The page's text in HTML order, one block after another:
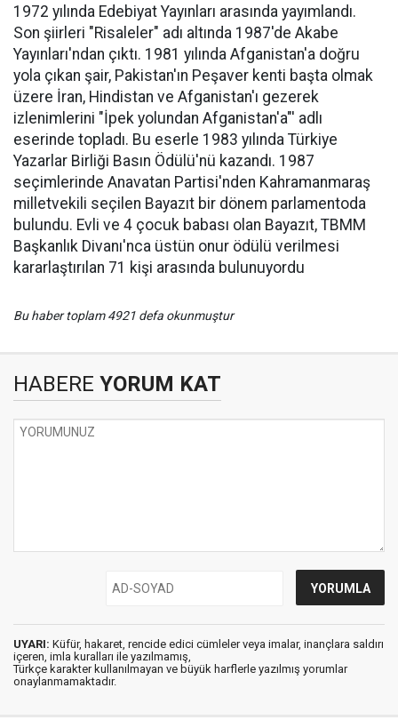
1972 yılında Edebiyat Yayınları arasında yayımlandı.
Son şiirleri "Risaleler" adı altında 1987'de Akabe
Yayınları'ndan çıktı. 1981 yılında Afganistan'a doğru
yola çıkan şair, Pakistan'ın Peşaver kenti başta olmak
üzere İran, Hindistan ve Afganistan'ı gezerek
izlenimlerini "İpek yolundan Afganistan'a"' adlı
eserinde topladı. Bu eserle 1983 yılında Türkiye
Yazarlar Birliği Basın Ödülü'nü kazandı. 1987
seçimlerinde Anavatan Partisi'nden Kahramanmaraş
milletvekili seçilen Bayazıt bir dönem parlamentoda
bulundu. Evli ve 4 çocuk babası olan Bayazıt, TBMM
Başkanlık Divanı'nca üstün onur ödülü verilmesi
kararlaştırılan 71 kişi arasında bulunuyordu
Bu haber toplam 4921 defa okunmuştur
HABERE YORUM KAT
UYARI: Küfür, hakaret, rencide edici cümleler veya imalar, inançlara saldırı
içeren, imla kuralları ile yazılmamış,
Türkçe karakter kullanılmayan ve büyük harflerle yazılmış yorumlar
onaylanmamaktadır.